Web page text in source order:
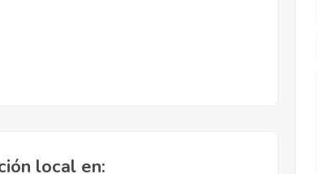
local en: